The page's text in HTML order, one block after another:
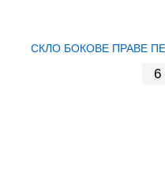
СКЛО БОКОВЕ ПРАВЕ
6